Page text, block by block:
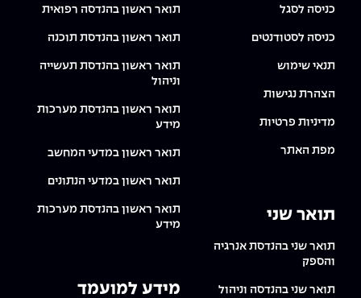
כניסה לסגל
כניסה לסטודנטים
תנאי שימוש
הצהרת נגישות
מדיניות פרטיות
מפת האתר
תואר שני
תואר שני בהנדסת אנרגיה
והספק
תואר שני בהנדסה וניהול
תואר ראשון בהנדסה רפואית
תואר ראשון בהנדסת תוכנה
תואר ראשון בהנדסת תעשייה
וניהול
תואר ראשון בהנדסת מערכות
מידע
תואר ראשון במדעי המחשב
תואר ראשון במדעי הנתונים
תואר ראשון בהנדסת מערכות
מידע
מידע למועמד